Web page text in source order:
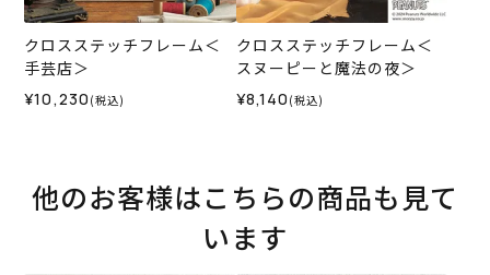
クロスステッチフレーム＜
手芸店＞
¥10,230 (税込)
クロスステッチフレーム＜
スヌーピーと魔法の夜＞
¥8,140 (税込)
他のお客様はこちらの商品も見て
います